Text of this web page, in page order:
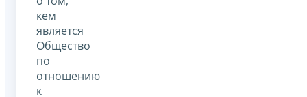
кем
является
Общество
по
отношению
к